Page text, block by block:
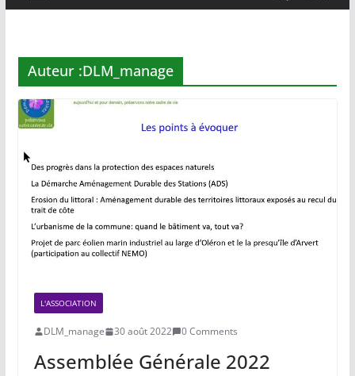
Auteur :DLM_manage
L'ASSOCIATION
DLM_manage 30 août 2022 0 Comments
Assemblée Générale 2022